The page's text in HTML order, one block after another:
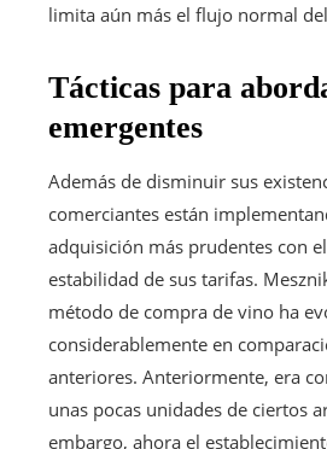
limita aún más el flujo normal
Tácticas para
emergentes
Además de disminuir sus
comerciantes están
adquisición más prudentes con
estabilidad de sus tarifas.
método de compra de vino ha
considerablemente en
anteriores. Anteriormente, era
unas pocas unidades de ciertos
embargo, ahora el